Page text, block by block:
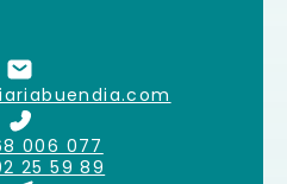
006 077
25 59 89